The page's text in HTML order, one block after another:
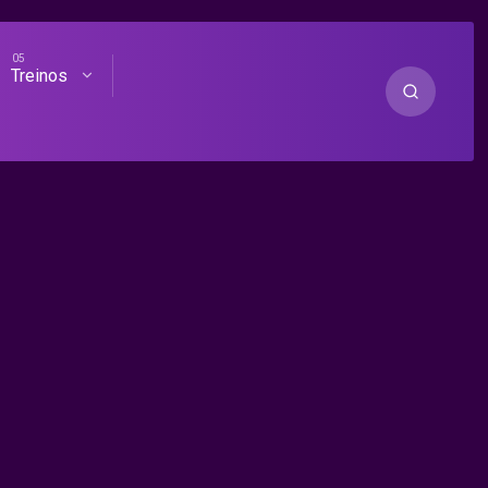
Treinos